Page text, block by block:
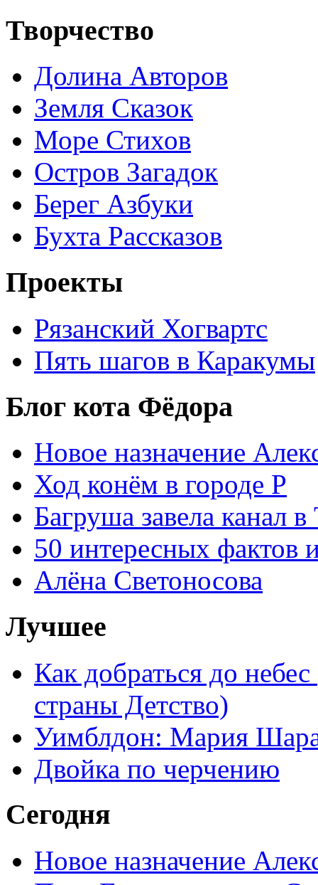
Творчество
Долина Авторов
Земля Сказок
Море Стихов
Остров Загадок
Берег Азбуки
Бухта Рассказов
Проекты
Рязанский Хогвартс
Пять шагов в Каракумы
Блог кота Фёдора
Новое назначение
Ход конём в городе Р
Багруша завела канал в
50 интересных фактов
Алёна Светоносова
Лучшее
Как добраться до
страны Детство)
Уимблдон: Мария
Двойка по черчению
Сегодня
Новое назначение